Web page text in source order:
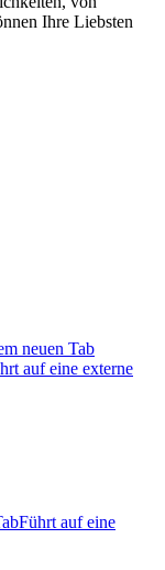
Ihre Liebsten
neuen Tab
auf eine externe
Führt auf eine